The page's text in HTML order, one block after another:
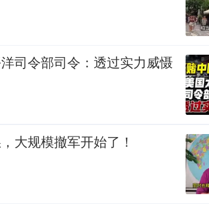
司令部司令：透过实力威慑
大规模撤军开始了！